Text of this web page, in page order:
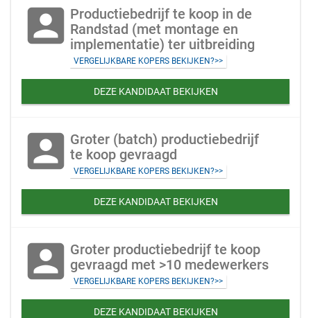
account_box Productiebedrijf te koop in de
Randstad (met montage en
implementatie) ter uitbreiding
VERGELIJKBARE KOPERS BEKIJKEN?>>
DEZE KANDIDAAT BEKIJKEN
account_box Groter (batch) productiebedrijf
te koop gevraagd
VERGELIJKBARE KOPERS BEKIJKEN?>>
DEZE KANDIDAAT BEKIJKEN
account_box Groter productiebedrijf te koop
gevraagd met >10 medewerkers
VERGELIJKBARE KOPERS BEKIJKEN?>>
DEZE KANDIDAAT BEKIJKEN